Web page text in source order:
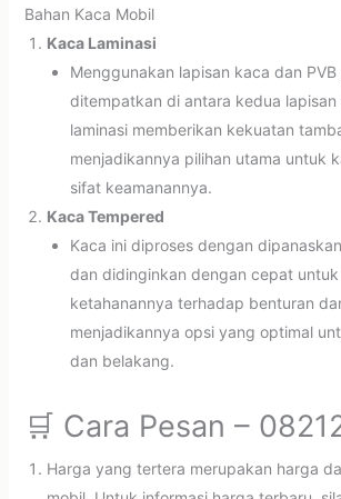
Bahan Kaca Mobil
Kaca Laminasi
Menggunakan lapisan kaca dan PVB
ditempatkan di antara kedua lapisan
laminasi memberikan kekuatan
menjadikannya pilihan utama untuk
sifat keamanannya.
Kaca Tempered
Kaca ini diproses dengan
dan didinginkan dengan cepat
ketahanannya terhadap benturan
menjadikannya opsi yang optimal
dan belakang.
🛒 Cara Pesan –
Harga yang tertera merupakan harga